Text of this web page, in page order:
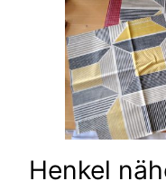
Henkel